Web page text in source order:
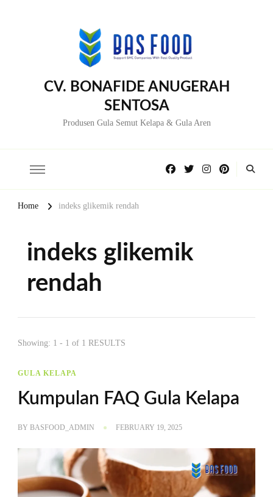
CV. BONAFIDE ANUGERAH
SENTOSA
Produsen Gula Semut Kelapa & Gula Aren
Home indeks glikemik rendah
indeks glikemik
rendah
Showing: 1 - 1 of 1 RESULTS
GULA KELAPA
Kumpulan FAQ Gula Kelapa
BY BASFOOD_ADMIN FEBRUARY 19, 2025